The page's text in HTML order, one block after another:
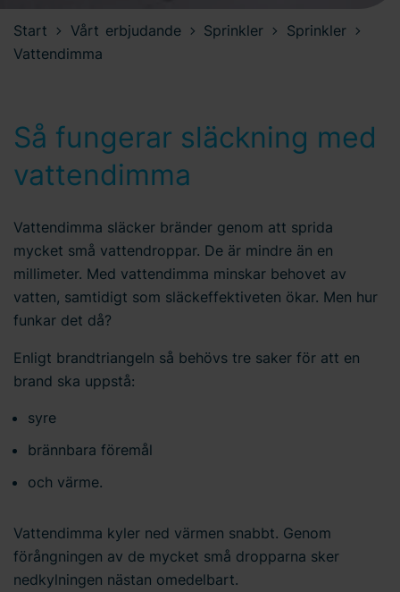
Start Vårt erbjudande Sprinkler
Sprinkler
Vattendimma
Så fungerar släckning med
vattendimma
Vattendimma släcker bränder genom att sprida
mycket små vattendroppar. De är mindre än en
millimeter. Med vattendimma minskar behovet av
vatten, samtidigt som släckeffektiveten ökar. Men hur
funkar det då?
Enligt brandtriangeln så behövs tre saker för att en
brand ska uppstå:
syre
brännbara föremål
och värme.
Vattendimma kyler ned värmen snabbt. Genom
förångningen av de mycket små dropparna sker
nedkylningen nästan omedelbart.